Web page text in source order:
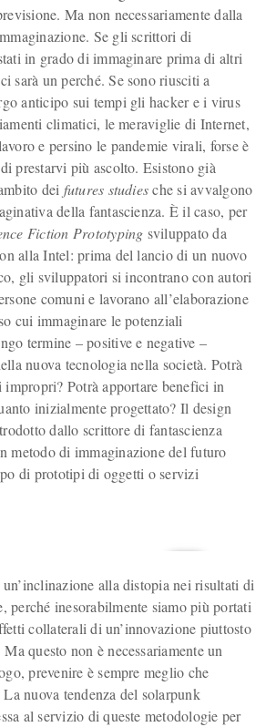
Ma non necessariamente dalla
Se gli scrittori di
in grado di immaginare prima di altri
sarà un perché. Se sono riusciti a
anticipo sui tempi gli hacker e i virus
climatici, le meraviglie di Internet,
e persino le pandemie virali, forse è
prestarvi più ascolto. Esistono già
dei futures studiesche si avvalgono
della fantascienza. È il caso, per
Fiction Prototyping sviluppato da
alla Intel: prima del lancio di un nuovo
gli sviluppatori si incontrano con autori
comuni e lavorano all’elaborazione
cui immaginare le potenziali
termine – positive e negative –
nuova tecnologia nella società. Potrà
impropri? Potrà apportare benefici in
inizialmente progettato? Il design
dallo scrittore di fantascienza
metodo di immaginazione del futuro
di prototipi di oggetti o servizi
un’inclinazione alla distopia nei risultati di
perché inesorabilmente siamo più portati
collaterali di un’innovazione piuttosto
questo non è necessariamente un
prevenire è sempre meglio che
La nuova tendenza del solarpunk
al servizio di queste metodologie per